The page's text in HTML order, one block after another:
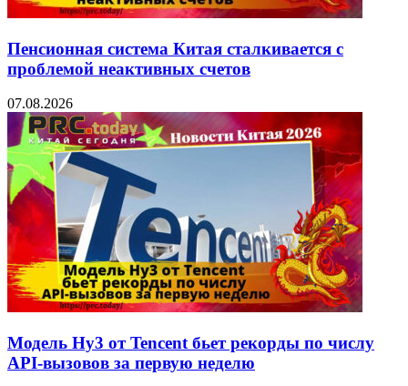
Пенсионная система Китая сталкивается с
проблемой неактивных счетов
07.08.2026
Модель Hy3 от Tencent бьет рекорды по числу
API-вызовов за первую неделю